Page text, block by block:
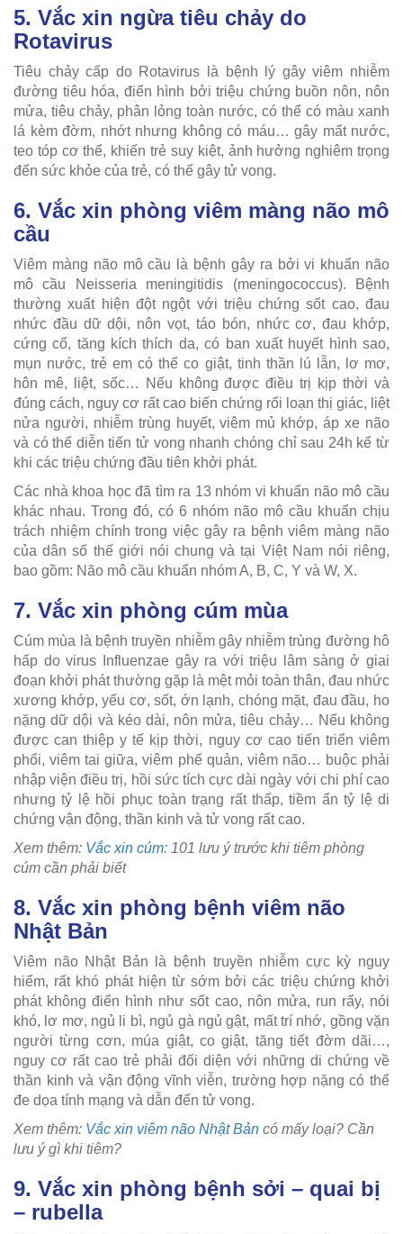
5. Vắc xin ngừa tiêu chảy do
Rotavirus
Tiêu chảy cấp do Rotavirus là bệnh lý gây viêm nhiễm
đường tiêu hóa, điển hình bởi triệu chứng buồn nôn, nôn
mửa, tiêu chảy, phân lỏng toàn nước, có thể có màu xanh
lá kèm đờm, nhớt nhưng không có máu… gây mất nước,
teo tóp cơ thể, khiến trẻ suy kiệt, ảnh hưởng nghiêm trọng
đến sức khỏe của trẻ, có thể gây tử vong.
6. Vắc xin phòng viêm màng não mô
cầu
Viêm màng não mô cầu là bệnh gây ra bởi vi khuẩn não
mô cầu Neisseria meningitidis (meningococcus). Bệnh
thường xuất hiện đột ngột với triệu chứng sốt cao, đau
nhức đầu dữ dội, nôn vọt, táo bón, nhức cơ, đau khớp,
cứng cổ, tăng kích thích da, có ban xuất huyết hình sao,
mụn nước, trẻ em có thể co giật, tinh thần lú lẫn, lơ mơ,
hôn mê, liệt, sốc… Nếu không được điều trị kịp thời và
đúng cách, nguy cơ rất cao biến chứng rối loạn thị giác, liệt
nửa người, nhiễm trùng huyết, viêm mủ khớp, áp xe não
và có thể diễn tiến tử vong nhanh chóng chỉ sau 24h kể từ
khi các triệu chứng đầu tiên khởi phát.
Các nhà khoa học đã tìm ra 13 nhóm vi khuẩn não mô cầu
khác nhau. Trong đó, có 6 nhóm não mô cầu khuẩn chịu
trách nhiệm chính trong việc gây ra bệnh viêm màng não
của dân số thế giới nói chung và tại Việt Nam nói riêng,
bao gồm: Não mô cầu khuẩn nhóm A, B, C, Y và W, X.
7. Vắc xin phòng cúm mùa
Cúm mùa là bệnh truyền nhiễm gây nhiễm trùng đường hô
hấp do virus Influenzae gây ra với triệu lâm sàng ở giai
đoạn khởi phát thường gặp là mệt mỏi toàn thân, đau nhức
xương khớp, yếu cơ, sốt, ớn lạnh, chóng mặt, đau đầu, ho
nặng dữ dội và kéo dài, nôn mửa, tiêu chảy… Nếu không
được can thiệp y tế kịp thời, nguy cơ cao tiến triển viêm
phổi, viêm tai giữa, viêm phế quản, viêm não… buộc phải
nhập viện điều trị, hồi sức tích cực dài ngày với chi phí cao
nhưng tỷ lệ hồi phục toàn trạng rất thấp, tiềm ẩn tỷ lệ di
chứng vận động, thần kinh và tử vong rất cao.
Xem thêm: Vắc xin cúm: 101 lưu ý trước khi tiêm phòng
cúm cần phải biết
8. Vắc xin phòng bệnh viêm não
Nhật Bản
Viêm não Nhật Bản là bệnh truyền nhiễm cực kỳ nguy
hiểm, rất khó phát hiện từ sớm bởi các triệu chứng khởi
phát không điển hình như sốt cao, nôn mửa, run rẩy, nói
khó, lơ mơ, ngủ li bì, ngủ gà ngủ gật, mất trí nhớ, gồng vặn
người từng cơn, múa giật, co giật, tăng tiết đờm dãi…,
nguy cơ rất cao trẻ phải đối diện với những di chứng về
thần kinh và vận động vĩnh viễn, trường hợp nặng có thể
đe dọa tính mạng và dẫn đến tử vong.
Xem thêm: Vắc xin viêm não Nhật Bản có mấy loại? Cần
lưu ý gì khi tiêm?
9. Vắc xin phòng bệnh sởi – quai bị
– rubella